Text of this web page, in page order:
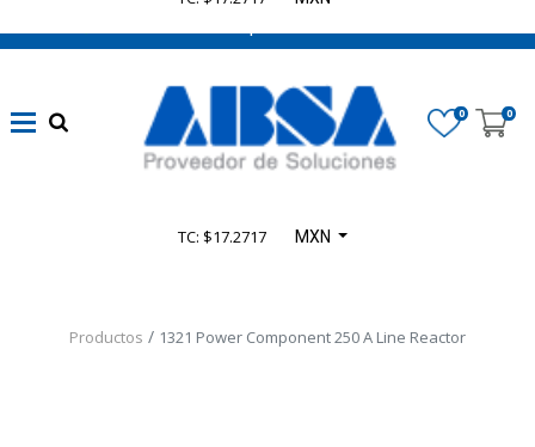
0 0
TC: $17.2717 MXN
Productos 1321 Power Component 250 A Line Reactor